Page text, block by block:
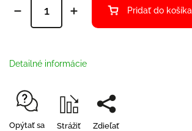
Pridať do košíka
Detailné informácie
Opýtať sa Strážiť Zdieľať